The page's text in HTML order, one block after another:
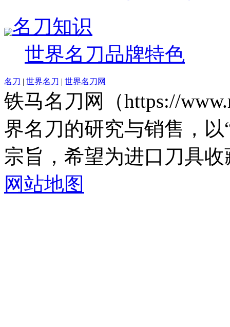
名刀知识
世界名刀品牌特色
名刀 | 世界名刀 | 世界名刀网
铁马名刀网（https://
界名刀的研究与销售，
宗旨，希望为进口刀具
网站地图